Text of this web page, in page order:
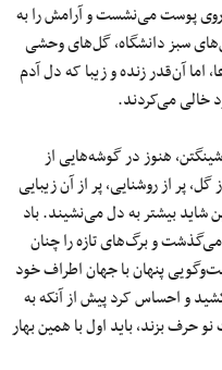
پوست می‌نشست و آرامش را به
سبز دانشگاه، گل‌های وحشی
اما آن‌قدر زنده و زیبا که دل آدم
خالی می‌کردند.
هنوز در گوشه‌هایی از
پر از روشنایی، پر از آن زیبایی
بیشتر به دل می‌نشیند. باد
و برگ‌های تازه را چنان
پنهان با جهان اطراف خود
و احساس کرد پیش از آنکه به
حرف بزند، باید اول با همین بهار